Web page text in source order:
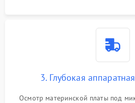
3. Глубокая
Осмотр материнской платы под